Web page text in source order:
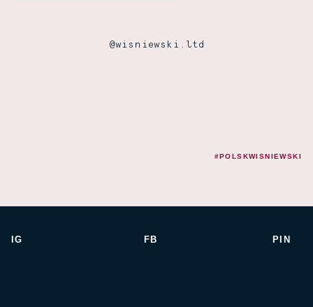
@wisniewski.ltd
#POLSKWISNIEWSKI
IG FB PIN